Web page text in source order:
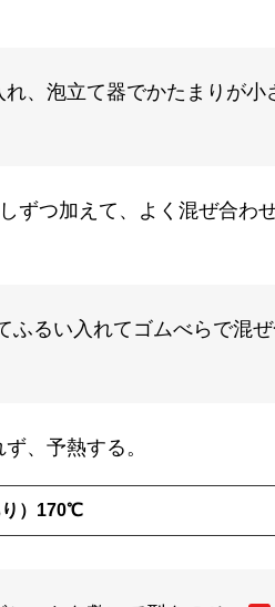
、泡立て器でかたまりが小
ずつ加えて、よく混ぜ合わせ
ふるい入れてゴムべらで混ぜ
、予熱する。
り）170℃